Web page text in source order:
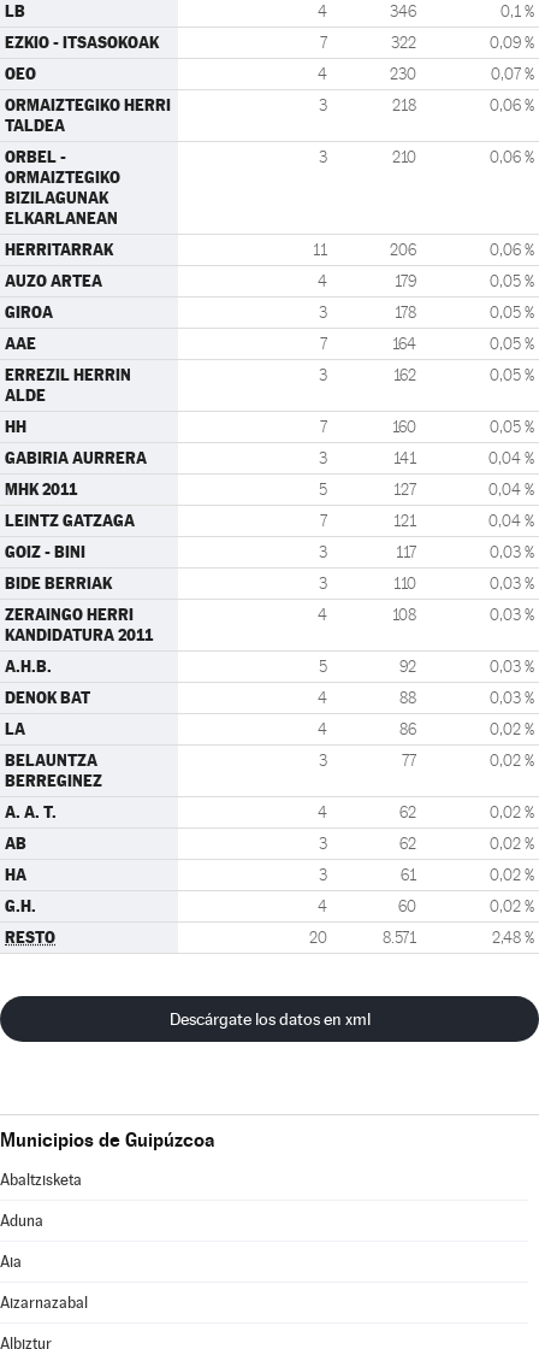
LB 4 346 0,1 %
EZKIO - ITSASOKOAK 7 322 0,09 %
OEO 4 230 0,07 %
ORMAIZTEGIKO HERRI
TALDEA
3 218 0,06 %
ORBEL -
ORMAIZTEGIKO
BIZILAGUNAK
ELKARLANEAN
3 210 0,06 %
HERRITARRAK 11 206 0,06 %
AUZO ARTEA 4 179 0,05 %
GIROA 3 178 0,05 %
AAE 7 164 0,05 %
ERREZIL HERRIN
ALDE
3 162 0,05 %
HH 7 160 0,05 %
GABIRIA AURRERA 3 141 0,04 %
MHK 2011 5 127 0,04 %
LEINTZ GATZAGA 7 121 0,04 %
GOIZ - BINI 3 117 0,03 %
BIDE BERRIAK 3 110 0,03 %
ZERAINGO HERRI
KANDIDATURA 2011
4 108 0,03 %
A.H.B. 5 92 0,03 %
DENOK BAT 4 88 0,03 %
LA 4 86 0,02 %
BELAUNTZA
BERREGINEZ
3 77 0,02 %
A. A. T. 4 62 0,02 %
AB 3 62 0,02 %
HA 3 61 0,02 %
G.H. 4 60 0,02 %
RESTO 20 8.571 2,48 %
Descárgate los datos en xml
Municipios de Guipúzcoa
Abaltzisketa
Aduna
Aia
Aizarnazabal
Albiztur